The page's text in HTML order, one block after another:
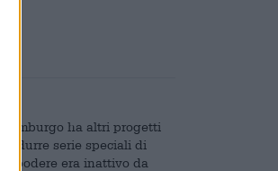
Amburgo ha altri progetti
serie speciali di
podere era inattivo da